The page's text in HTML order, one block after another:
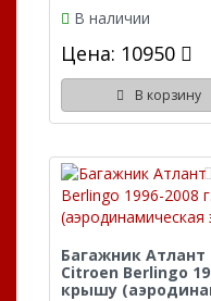
В наличии
Цена: 10950
В корзину
Багажник
Citroen Berlingo
крышу